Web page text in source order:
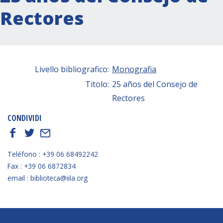
Rectores
Livello bibliografico: Monografia
Titolo: 25 años del Consejo de
Rectores
CONDIVIDI
f
t E
Teléfono : +39 06 68492242
Fax : +39 06 6872834
email : biblioteca@iila.org